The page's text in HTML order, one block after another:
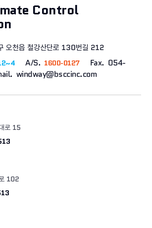
Control
오천읍 철강산단로 130번길 212
A/S. 1600-0127Fax. 054-
windway@bsccinc.com
로 15
102